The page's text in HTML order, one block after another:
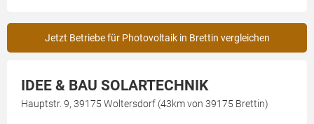
Jetzt Betriebe für Photovoltaik in Brettin vergleichen
IDEE & BAU SOLARTECHNIK
Hauptstr. 9, 39175 Woltersdorf (43km von 39175 Brettin)